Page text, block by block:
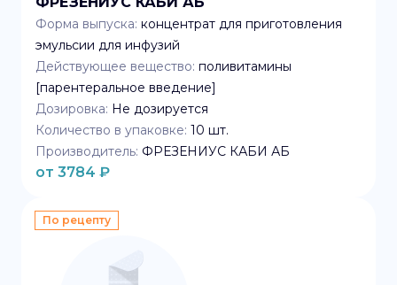
Форма выпуска: концентрат для приготовления
эмульсии для инфузий
Действующее вещество: поливитамины
[парентеральное введение]
Дозировка: Не дозируется
Количество в упаковке: 10 шт.
Производитель: ФРЕЗЕНИУС КАБИ АБ
от 3784 ₽
По рецепту